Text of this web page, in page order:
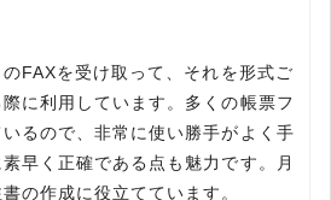
FAXを受け取って、それを形式ご
に利用しています。多くの帳票フ
るので、非常に使い勝手がよく手
早く正確である点も魅力です。月
の作成に役立てています。